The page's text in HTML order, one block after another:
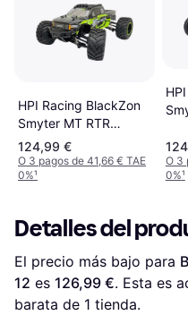
HPI Racing BlackZon
Smyter MT RTR
540110
124,99 €
O 3 pagos de 41,66 € TAE
0%¹
O 3
0%¹
Detalles del
El precio más bajo para
12 es 126,99 €. Esta es
barata de 1 tienda.